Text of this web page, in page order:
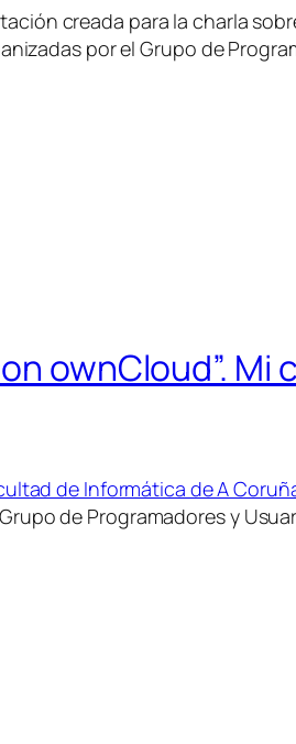
creada para la charla
por el Grupo de
ownCloud”. Mi
de Informática de A
de Programadores y